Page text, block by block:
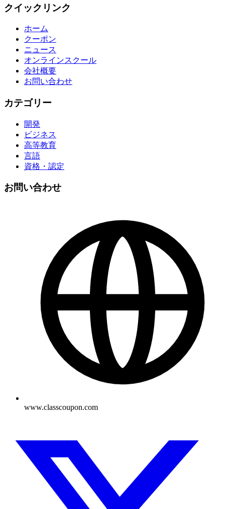
クイックリンク
ホーム
クーポン
ニュース
オンラインスクール
会社概要
お問い合わせ
カテゴリー
開発
ビジネス
高等教育
言語
資格・認定
お問い合わせ
www.classcoupon.com